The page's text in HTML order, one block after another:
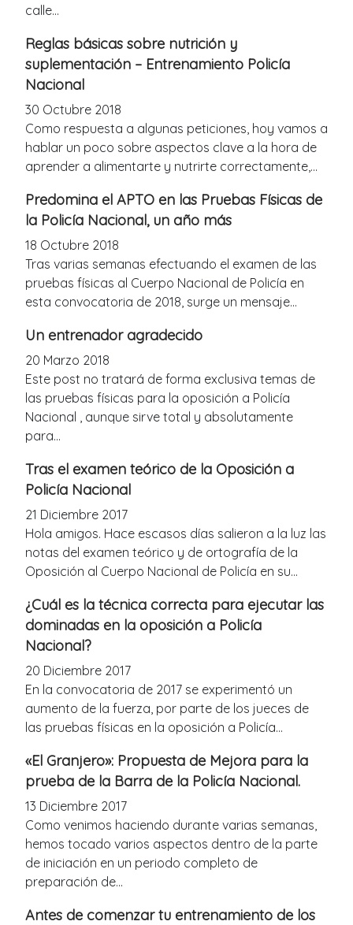
calle...
Reglas básicas sobre nutrición y
suplementación – Entrenamiento Policía
Nacional
30 Octubre 2018
Como respuesta a algunas peticiones, hoy vamos a
hablar un poco sobre aspectos clave a la hora de
aprender a alimentarte y nutrirte correctamente,...
Predomina el APTO en las Pruebas Físicas de
la Policía Nacional, un año más
18 Octubre 2018
Tras varias semanas efectuando el examen de las
pruebas físicas al Cuerpo Nacional de Policía en
esta convocatoria de 2018, surge un mensaje...
Un entrenador agradecido
20 Marzo 2018
Este post no tratará de forma exclusiva temas de
las pruebas físicas para la oposición a Policía
Nacional , aunque sirve total y absolutamente
para...
Tras el examen teórico de la Oposición a
Policía Nacional
21 Diciembre 2017
Hola amigos. Hace escasos días salieron a la luz las
notas del examen teórico y de ortografía de la
Oposición al Cuerpo Nacional de Policía en su...
¿Cuál es la técnica correcta para ejecutar las
dominadas en la oposición a Policía
Nacional?
20 Diciembre 2017
En la convocatoria de 2017 se experimentó un
aumento de la fuerza, por parte de los jueces de
las pruebas físicas en la oposición a Policía...
«El Granjero»: Propuesta de Mejora para la
prueba de la Barra de la Policía Nacional.
13 Diciembre 2017
Como venimos haciendo durante varias semanas,
hemos tocado varios aspectos dentro de la parte
de iniciación en un periodo completo de
preparación de...
Antes de comenzar tu entrenamiento de los